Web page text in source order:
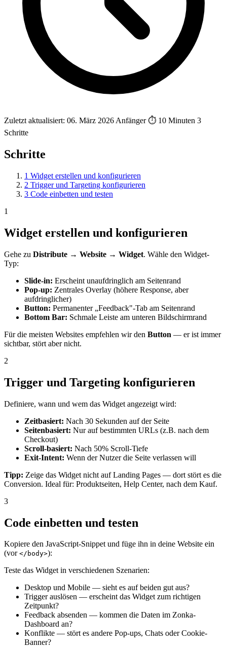
Zuletzt aktualisiert: 06. März 2026 Anfänger⏱ 10 Minuten 3
Schritte
Schritte
1 Widget erstellen und konfigurieren
2 Trigger und Targeting konfigurieren
3 Code einbetten und testen
1
Widget erstellen und konfigurieren
Gehe zu Distribute → Website → Widget. Wähle den Widget-
Typ:
Slide-in: Erscheint unaufdringlich am Seitenrand
Pop-up: Zentrales Overlay (höhere Response, aber
aufdringlicher)
Button: Permanenter „Feedback"-Tab am Seitenrand
Bottom Bar: Schmale Leiste am unteren Bildschirmrand
Für die meisten Websites empfehlen wir den Button — er ist immer
sichtbar, stört aber nicht.
2
Trigger und Targeting konfigurieren
Definiere, wann und wem das Widget angezeigt wird:
Zeitbasiert: Nach 30 Sekunden auf der Seite
Seitenbasiert: Nur auf bestimmten URLs (z.B. nach dem
Checkout)
Scroll-basiert: Nach 50% Scroll-Tiefe
Exit-Intent: Wenn der Nutzer die Seite verlassen will
Tipp: Zeige das Widget nicht auf Landing Pages — dort stört es die
Conversion. Ideal für: Produktseiten, Help Center, nach dem Kauf.
3
Code einbetten und testen
Kopiere den JavaScript-Snippet und füge ihn in deine Website ein
(vor </body>):
Teste das Widget in verschiedenen Szenarien:
Desktop und Mobile — sieht es auf beiden gut aus?
Trigger auslösen — erscheint das Widget zum richtigen
Zeitpunkt?
Feedback absenden — kommen die Daten im Zonka-
Dashboard an?
Konflikte — stört es andere Pop-ups, Chats oder Cookie-
Banner?